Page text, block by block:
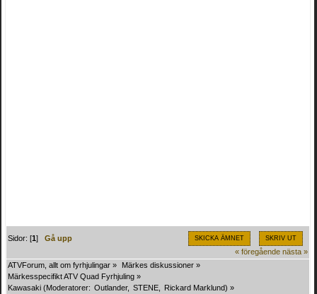
SKICKA ÄMNET SKRIV UT
Sidor: [1]Gå upp
« föregående nästa »
ATVForum, allt om fyrhjulingar » Märkes diskussioner »
Märkesspecifikt ATV Quad Fyrhjuling »
Kawasaki (Moderatorer: Outlander, STENE Rickard Marklund) »